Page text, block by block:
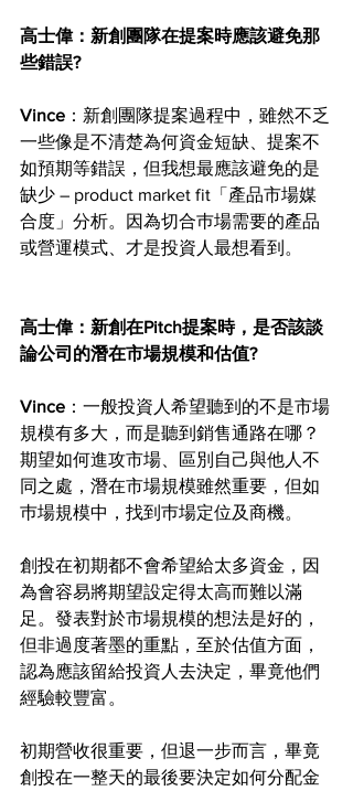
高士偉：新創團隊在提案時應該避免那
些錯誤?
Vince ：新創團隊提案過程中，雖然不乏
一些像是不清楚為何資金短缺、提案不
如預期等錯誤，但我想最應該避免的是
缺少 – product market fit「產品市場媒
合度」分析。因為切合巿場需要的產品
或營運模式、才是投資人最想看到。
高士偉：新創在Pitch提案時，是否該談
論公司的潛在市場規模和估值?
Vince ：一般投資人希望聽到的不是市場
規模有多大，而是聽到銷售通路在哪？
期望如何進攻市場、區別自己與他人不
同之處，潛在市場規模雖然重要，但如
巿場規模中，找到巿場定位及商機。
創投在初期都不會希望給太多資金，因
為會容易將期望設定得太高而難以滿
足。發表對於市場規模的想法是好的，
但非過度著墨的重點，至於估值方面，
認為應該留給投資人去決定，畢竟他們
經驗較豐富。
初期營收很重要，但退一步而言，畢竟
創投在一整天的最後要決定如何分配金